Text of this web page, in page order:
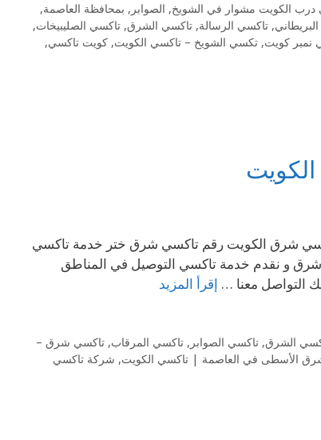
درب الكويت مشوار في الشويخ, الصوابر , بمحافظة العاصمة,
, تاكسي الرسالة, تاكسي الشرق, تاكسي الصليبيخات,
نمبر كويت, تكسي الشويخ – تاكسي الكويت, كويت تاكسي,
مناطق الكويت تاكسي شرق 69694241– رقم تاكسي شرق الكويت رقم تاكسي شرق ختر خدمة تاكسي
شرق و نقدم خدمة تاكسي التوصيل في المناطق
التواصل معنا … إقرأ المزيد
الشرق, تاكسي الصوابر , تاكسي المرقاب, تاكسي شرق –
الأسطى في العاصمة | تاكسي الكويت, شركة تاكسي